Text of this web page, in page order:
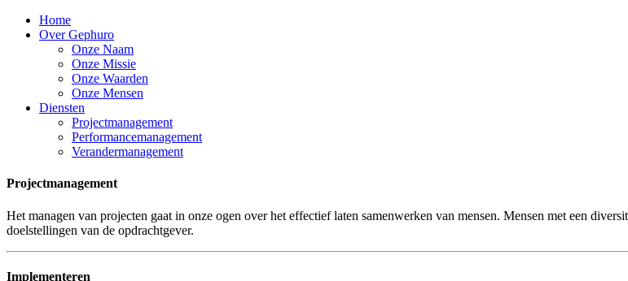
Home
Over Gephuro
Onze Naam
Onze Missie
Onze Waarden
Onze Mensen
Diensten
Projectmanagement
Performancemanagement
Verandermanagement
Projectmanagement
Het managen van projecten gaat in onze ogen over het effectief laten samenwerken van mensen. Mensen met een
doelstellingen van de opdrachtgever.
Implementeren